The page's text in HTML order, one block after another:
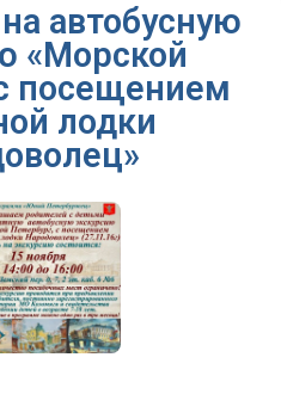
автобусную
«Морской
посещением
лодки